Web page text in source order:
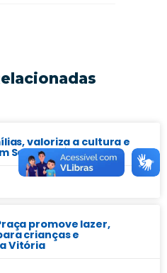
valoriza a cultura e
Santa Vitória
promove lazer,
crianças e
Vitória